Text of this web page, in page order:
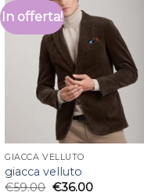
In offerta!
GIACCA VELLUTO
giacca velluto
€59.00 €36.00